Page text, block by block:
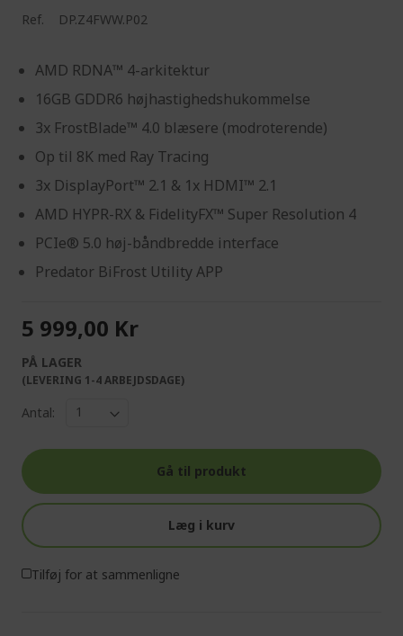
Ref. DP.Z4FWW.P02
AMD RDNA™ 4-arkitektur
16GB GDDR6 højhastighedshukommelse
3x FrostBlade™ 4.0 blæsere (modroterende)
Op til 8K med Ray Tracing
3x DisplayPort™ 2.1 & 1x HDMI™ 2.1
AMD HYPR-RX & FidelityFX™ Super Resolution 4
PCIe® 5.0 høj-båndbredde interface
Predator BiFrost Utility APP
5 999,00 Kr
PÅ LAGER
(LEVERING 1-4 ARBEJDSDAGE)
Antal:
Gå til produkt
Læg i kurv
Tilføj for at sammenligne